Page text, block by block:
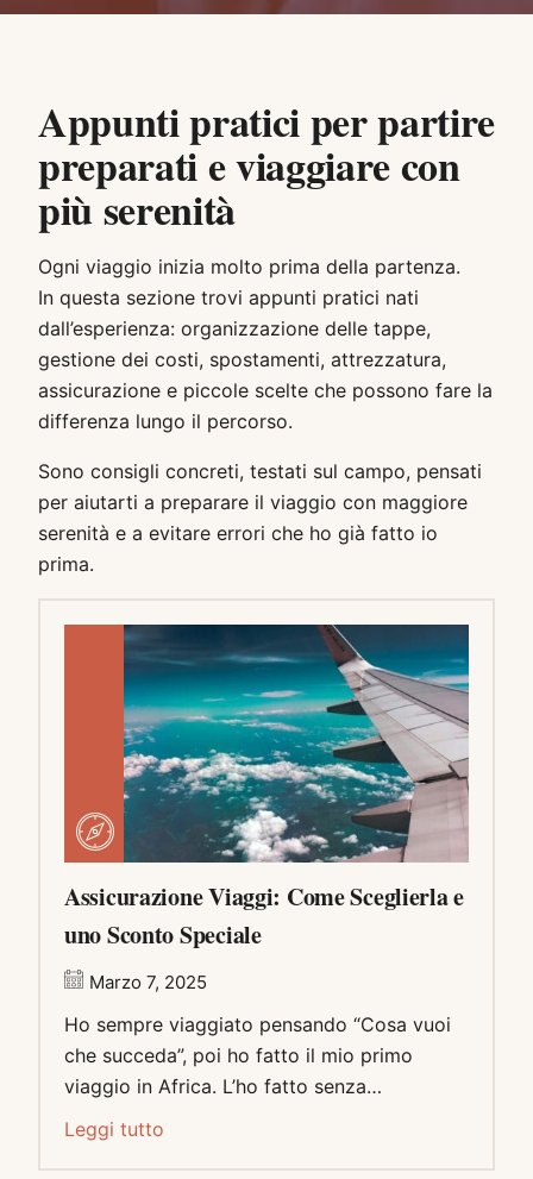
Appunti pratici per partire
preparati e viaggiare con
più serenità
Ogni viaggio inizia molto prima della partenza.
In questa sezione trovi appunti pratici nati
dall’esperienza: organizzazione delle tappe,
gestione dei costi, spostamenti, attrezzatura,
assicurazione e piccole scelte che possono fare la
differenza lungo il percorso.
Sono consigli concreti, testati sul campo, pensati
per aiutarti a preparare il viaggio con maggiore
serenità e a evitare errori che ho già fatto io
prima.
Assicurazione Viaggi: Come Sceglierla e
uno Sconto Speciale
Marzo 7, 2025
Ho sempre viaggiato pensando “Cosa vuoi
che succeda”, poi ho fatto il mio primo
viaggio in Africa. L’ho fatto senza…
Leggi tutto